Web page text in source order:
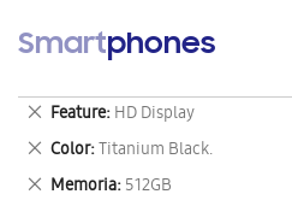
Smartphones
Feature HD Display
Eliminar
este
artículo
Color Titanium Black.
Eliminar
este
Memoria 512GB
Eliminar